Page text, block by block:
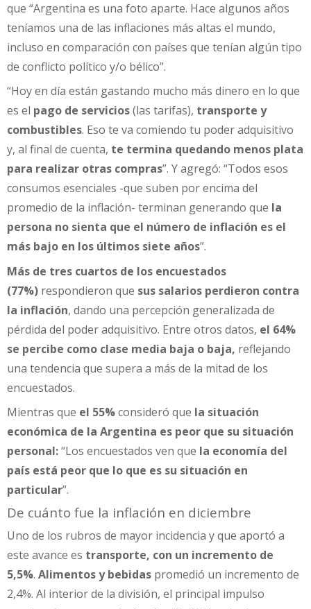
que “Argentina es una foto aparte. Hace algunos años
teníamos una de las inflaciones más altas el mundo,
incluso en comparación con países que tenían algún tipo
de conflicto político y/o bélico”.
“Hoy en día están gastando mucho más dinero en lo que
es el pago de servicios(las tarifas), transporte y
combustibles. Eso te va comiendo tu poder adquisitivo
y, al final de cuenta, te termina quedando menos plata
para realizar otras compras”. Y agregó: “Todos esos
consumos esenciales -que suben por encima del
promedio de la inflación- terminan generando que la
persona no sienta que el número de inflación es el
más bajo en los últimos siete años”.
Más de tres cuartos de los encuestados
(77%) respondieron que sus salarios perdieron contra
la inflación, dando una percepción generalizada de
pérdida del poder adquisitivo. Entre otros datos, el 64%
se percibe como clase media baja o baja, reflejando
una tendencia que supera a más de la mitad de los
encuestados.
Mientras que el 55%consideró que la situación
económica de la Argentina es peor que su situación
personal:“Los encuestados ven que la economía del
país está peor que lo que es su situación en
particular”.
De cuánto fue la inflación en diciembre
Uno de los rubros de mayor incidencia y que aportó a
este avance es transporte, con un incremento de
5,5%. Alimentos y bebidas promedió un incremento de
2,4%. Al interior de la división, el principal impulso